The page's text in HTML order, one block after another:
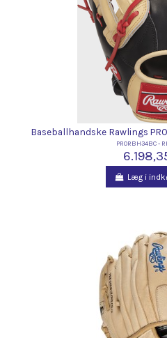
Baseballhandske Rawlings
PRORBH34BC -
Læg i